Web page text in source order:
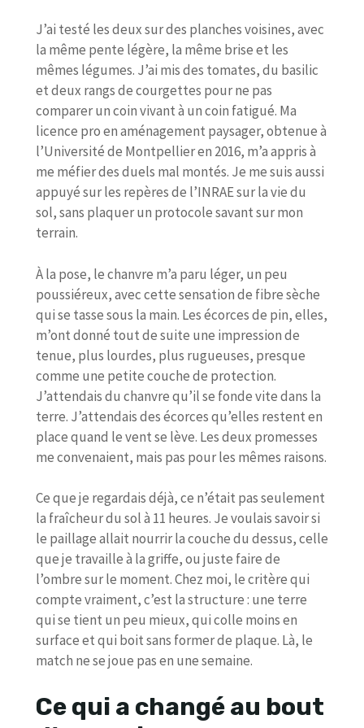
J’ai testé les deux sur des planches voisines, avec
la même pente légère, la même brise et les
mêmes légumes. J’ai mis des tomates, du basilic
et deux rangs de courgettes pour ne pas
comparer un coin vivant à un coin fatigué. Ma
licence pro en aménagement paysager, obtenue à
l’Université de Montpellier en 2016, m’a appris à
me méfier des duels mal montés. Je me suis aussi
appuyé sur les repères de l’INRAE sur la vie du
sol, sans plaquer un protocole savant sur mon
terrain.
À la pose, le chanvre m’a paru léger, un peu
poussiéreux, avec cette sensation de fibre sèche
qui se tasse sous la main. Les écorces de pin, elles,
m’ont donné tout de suite une impression de
tenue, plus lourdes, plus rugueuses, presque
comme une petite couche de protection.
J’attendais du chanvre qu’il se fonde vite dans la
terre. J’attendais des écorces qu’elles restent en
place quand le vent se lève. Les deux promesses
me convenaient, mais pas pour les mêmes raisons.
Ce que je regardais déjà, ce n’était pas seulement
la fraîcheur du sol à 11 heures. Je voulais savoir si
le paillage allait nourrir la couche du dessus, celle
que je travaille à la griffe, ou juste faire de
l’ombre sur le moment. Chez moi, le critère qui
compte vraiment, c’est la structure : une terre
qui se tient un peu mieux, qui colle moins en
surface et qui boit sans former de plaque. Là, le
match ne se joue pas en une semaine.
Ce qui a changé au bout